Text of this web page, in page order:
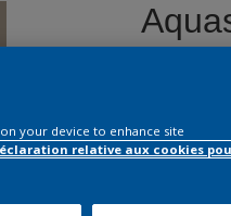
F0.08.59
your device to enhance site
relative aux cookies